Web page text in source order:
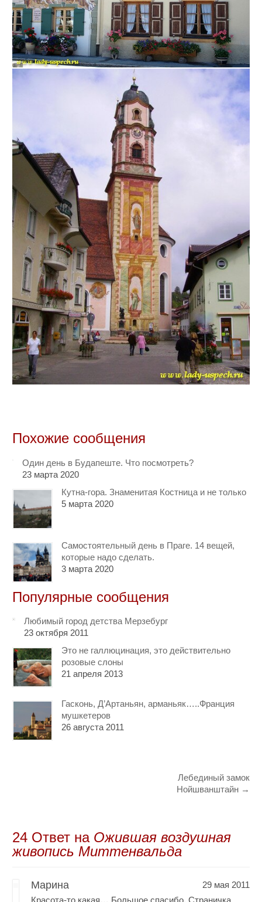
Похожие сообщения
Один день в Будапеште. Что посмотреть?
23 марта 2020
Кутна-гора. Знаменитая Костница и не только
5 марта 2020
Самостоятельный день в Праге. 14 вещей,
которые надо сделать.
3 марта 2020
Популярные сообщения
Любимый город детства Мерзебург
23 октября 2011
Это не галлюцинация, это действительно
розовые слоны
21 апреля 2013
Гасконь, Д’Артаньян, арманьяк…..Франция
мушкетеров
26 августа 2011
Лебединый замок
Нойшванштайн →
24 Oтвет на Ожившая воздушная
живопись Миттенвальда
Марина
29 мая 2011